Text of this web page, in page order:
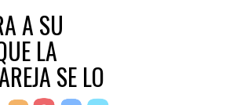
A SU
LA
SE LO